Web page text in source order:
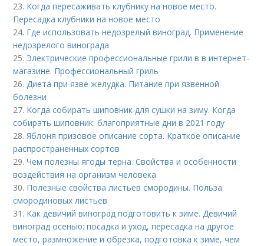
23. Когда пересаживать клубнику на новое место.
Пересадка клубники на новое место
24. Где использовать недозрелый виноград. Применение
недозрелого винограда
25. Электрические профессиональные грили в в интернет-
магазине. Профессиональный гриль
26.Диета при язве желудка. Питание при язвенной
болезни
27. Когда собирать шиповник для сушки на зиму. Когда
собирать шиповник: благоприятные дни в 2021 году
28.Яблоня призовое описание сорта. Краткое описание
распространенных сортов
29.Чем полезны ягоды терна. Свойства и особенности
воздействия на организм человека
30. Полезные свойства листьев смородины. Польза
смородиновых листьев
31. Как девичий виноград подготовить к зиме. Девичий
виноград осенью: посадка и уход, пересадка на другое
место, размножение и обрезка, подготовка к зиме, чем